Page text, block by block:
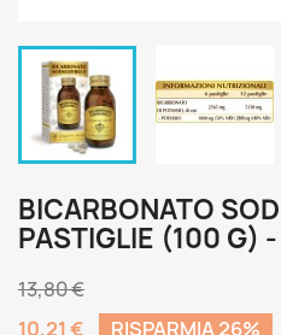
BICARBONATO
PASTIGLIE (100 G)
13,80 €
10,21 €
RISPARMIA 26%